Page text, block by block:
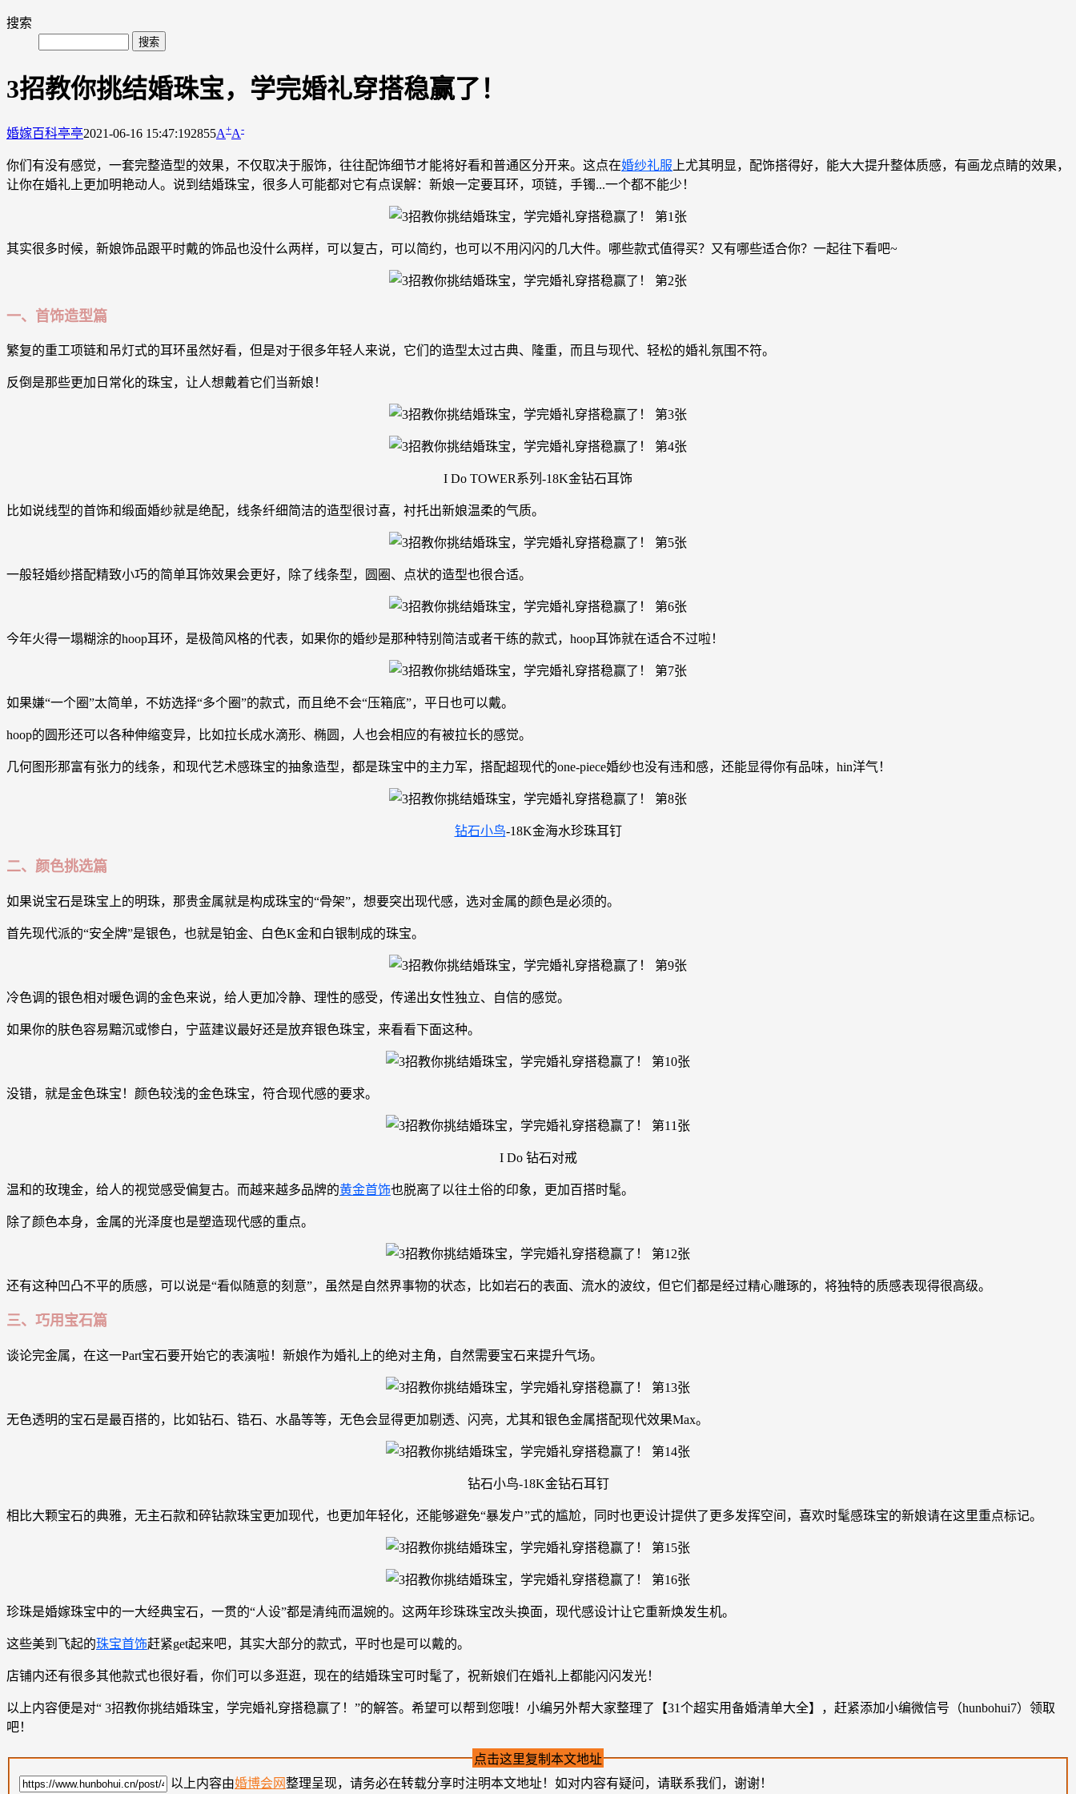
搜索
3招教你挑结婚珠宝，学完婚礼穿搭稳赢了！
婚嫁百科亭亭2021-06-16 15:47:192855A+A-
你们有没有感觉，一套完整造型的效果，不仅取决于服饰，往往配饰细节才能将好看和普通区分开来。这点在婚纱礼服 上尤其明显，配饰搭得好，能大大提升整体质感，有画龙点睛的效果，
让你在婚礼上更加明艳动人。说到结婚珠宝，很多人可能都对它有点误解：新娘一定要耳环，项链，手镯...一个都不能少！
其实很多时候，新娘饰品跟平时戴的饰品也没什么两样，可以复古，可以简约，也可以不用闪闪的几大件。哪些款式值得买？又有哪些适合你？一起往下看吧~
一、首饰造型篇
繁复的重工项链和吊灯式的耳环虽然好看，但是对于很多年轻人来说，它们的造型太过古典、隆重，而且与现代、轻松的婚礼氛围不符。
反倒是那些更加日常化的珠宝，让人想戴着它们当新娘！
I Do TOWER系列-18K金钻石耳饰
比如说线型的首饰和缎面婚纱就是绝配，线条纤细简洁的造型很讨喜，衬托出新娘温柔的气质。
一般轻婚纱搭配精致小巧的简单耳饰效果会更好，除了线条型，圆圈、点状的造型也很合适。
今年火得一塌糊涂的hoop耳环，是极简风格的代表，如果你的婚纱是那种特别简洁或者干练的款式，hoop耳饰就在适合不过啦！
如果嫌“一个圈”太简单，不妨选择“多个圈”的款式，而且绝不会“压箱底”，平日也可以戴。
hoop的圆形还可以各种伸缩变异，比如拉长成水滴形、椭圆，人也会相应的有被拉长的感觉。
几何图形那富有张力的线条，和现代艺术感珠宝的抽象造型，都是珠宝中的主力军，搭配超现代的one-piece婚纱也没有违和感，还能显得你有品味，hin洋气！
钻石小鸟-18K金海水珍珠耳钉
二、颜色挑选篇
如果说宝石是珠宝上的明珠，那贵金属就是构成珠宝的“骨架”，想要突出现代感，选对金属的颜色是必须的。
首先现代派的“安全牌”是银色，也就是铂金、白色K金和白银制成的珠宝。
冷色调的银色相对暖色调的金色来说，给人更加冷静、理性的感受，传递出女性独立、自信的感觉。
如果你的肤色容易黯沉或惨白，宁蓝建议最好还是放弃银色珠宝，来看看下面这种。
没错，就是金色珠宝！颜色较浅的金色珠宝，符合现代感的要求。
I Do 钻石对戒
温和的玫瑰金，给人的视觉感受偏复古。而越来越多品牌的黄金首饰也脱离了以往土俗的印象，更加百搭时髦。
除了颜色本身，金属的光泽度也是塑造现代感的重点。
还有这种凹凸不平的质感，可以说是“看似随意的刻意”，虽然是自然界事物的状态，比如岩石的表面、流水的波纹，但它们都是经过精心雕琢的，将独特的质感表现得很高级。
三、巧用宝石篇
谈论完金属，在这一Part宝石要开始它的表演啦！新娘作为婚礼上的绝对主角，自然需要宝石来提升气场。
无色透明的宝石是最百搭的，比如钻石、锆石、水晶等等，无色会显得更加剔透、闪亮，尤其和银色金属搭配现代效果Max。
钻石小鸟-18K金钻石耳钉
相比大颗宝石的典雅，无主石款和碎钻款珠宝更加现代，也更加年轻化，还能够避免“暴发户”式的尴尬，同时也更设计提供了更多发挥空间，喜欢时髦感珠宝的新娘请在这里重点标记。
珍珠是婚嫁珠宝中的一大经典宝石，一贯的“人设”都是清纯而温婉的。这两年珍珠珠宝改头换面，现代感设计让它重新焕发生机。
这些美到飞起的珠宝首饰赶紧get起来吧，其实大部分的款式，平时也是可以戴的。
店铺内还有很多其他款式也很好看，你们可以多逛逛，现在的结婚珠宝可时髦了，祝新娘们在婚礼上都能闪闪发光！
以上内容便是对“ 3招教你挑结婚珠宝，学完婚礼穿搭稳赢了！”的解答。希望可以帮到您哦！小编另外帮大家整理了【31个超实用备婚清单大全】，赶紧添加小编微信号（hunbohui7）领取
吧！
点击这里复制本文地址
以上内容由婚博会网整理呈现，请务必在转载分享时注明本文地址！如对内容有疑问，请联系我们，谢谢！